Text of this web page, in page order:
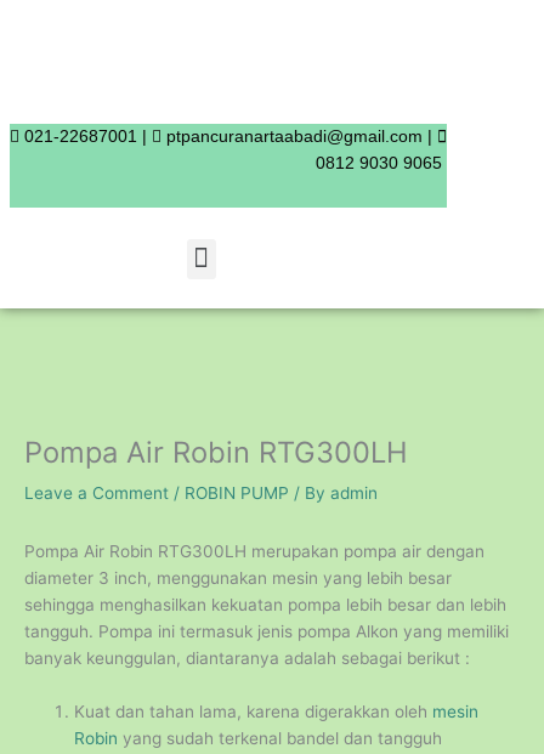
021-22687001 |
ptpancuranartaabadi@gmail.com |
0812 9030 9065
Menu
Pompa Air Robin RTG300LH
Leave a Comment / ROBIN PUMP / By admin
Pompa Air Robin RTG300LH merupakan pompa air dengan
diameter 3 inch, menggunakan mesin yang lebih besar
sehingga menghasilkan kekuatan pompa lebih besar dan lebih
tangguh. Pompa ini termasuk jenis pompa Alkon yang memiliki
banyak keunggulan, diantaranya adalah sebagai berikut :
Kuat dan tahan lama, karena digerakkan oleh mesin
Robin yang sudah terkenal bandel dan tangguh